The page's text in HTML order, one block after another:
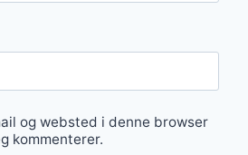
og websted i denne browser
kommenterer.